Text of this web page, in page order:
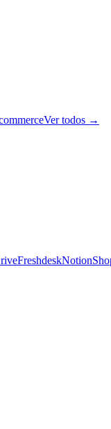
Ver todos →
FreshdeskNotion